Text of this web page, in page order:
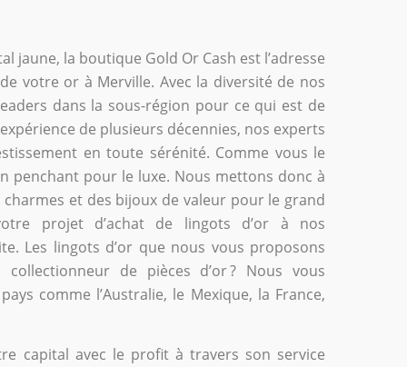
jaune, la boutique Gold Or Cash est l’adresse
votre or à Merville. Avec la diversité de nos
dans la sous-région pour ce qui est de
de plusieurs décennies, nos experts
en toute sérénité. Comme vous le
penchant pour le luxe. Nous mettons donc à
et des bijoux de valeur pour le grand
projet d’achat de lingots d’or à nos
Les lingots d’or que nous vous proposons
de pièces d’or ? Nous vous
comme l’Australie, le Mexique, la France,
capital avec le profit à travers son service